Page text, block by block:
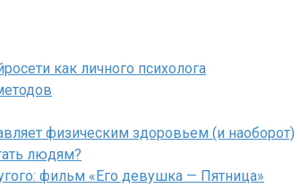
как личного психолога
физическим здоровьем (и наоборот)
людям?
фильм «Его девушка — Пятница»